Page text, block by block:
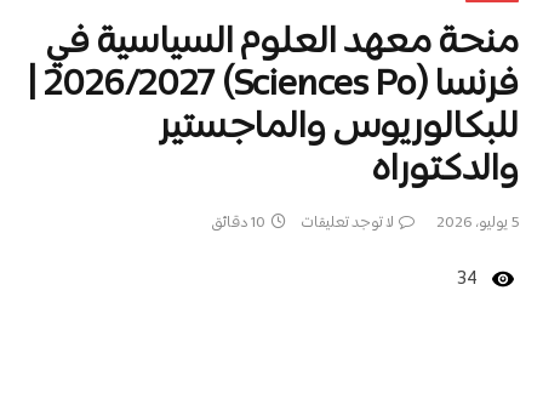
منحة معهد العلوم السياسية في
فرنسا (Sciences Po) 2026/2027 |
للبكالوريوس والماجستير
والدكتوراه
5 يوليو، 2026 لا توجد تعليقات 10 دقائق
34